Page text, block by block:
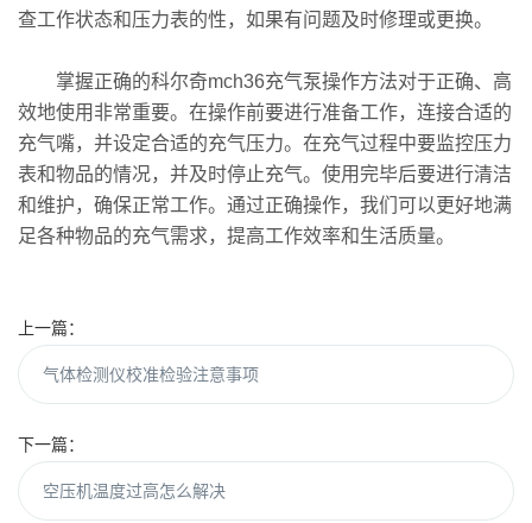
查工作状态和压力表的性，如果有问题及时修理或更换。
掌握正确的科尔奇mch36充气泵操作方法对于正确、高
效地使用非常重要。在操作前要进行准备工作，连接合适的
充气嘴，并设定合适的充气压力。在充气过程中要监控压力
表和物品的情况，并及时停止充气。使用完毕后要进行清洁
和维护，确保正常工作。通过正确操作，我们可以更好地满
足各种物品的充气需求，提高工作效率和生活质量。
上一篇：
气体检测仪校准检验注意事项
下一篇：
空压机温度过高怎么解决